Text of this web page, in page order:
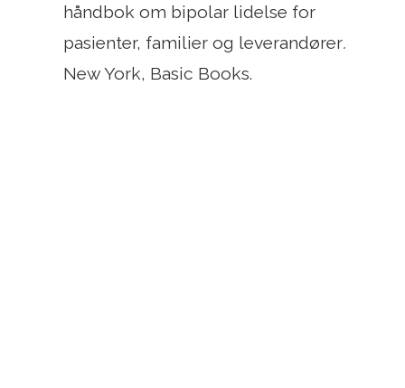
håndbok om bipolar lidelse for
pasienter, familier og leverandører.
New York, Basic Books.